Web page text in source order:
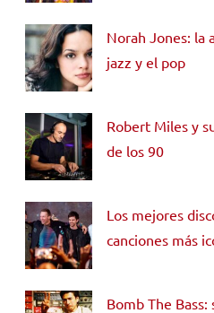
Norah Jones: la
jazz y el pop
Robert Miles y
de los 90
Los mejores
canciones más
Bomb The